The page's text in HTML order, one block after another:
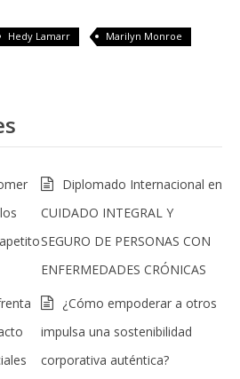
Hedy Lamarr
Marilyn Monroe
Diplomado Internacional en
CUIDADO INTEGRAL Y
SEGURO DE PERSONAS CON
ENFERMEDADES CRÓNICAS
¿Cómo empoderar a otros
impulsa una sostenibilidad
corporativa auténtica?